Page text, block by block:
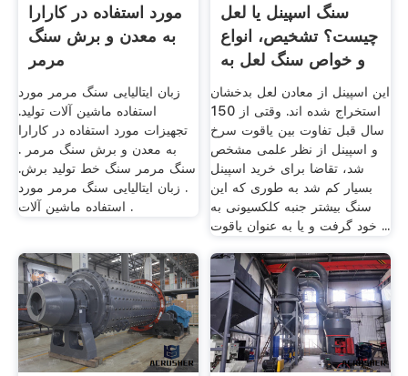
مورد استفاده در کارارا
به معدن و برش سنگ
مرمر
زبان ایتالیایی سنگ مرمر مورد
استفاده ماشین آلات تولید.
تجهیزات مورد استفاده در کارارا
به معدن و برش سنگ مرمر .
سنگ مرمر سنگ خط تولید برش.
. زبان ایتالیایی سنگ مرمر مورد
استفاده ماشین آلات .
سنگ اسپینل یا لعل
چیست؟ تشخیص، انواع
و خواص سنگ لعل به
...
این اسپینل از معادن لعل بدخشان
استخراج شده اند. وقتی از 150
سال قبل تفاوت بین یاقوت سرخ
و اسپینل از نظر علمی مشخص
شد، تقاضا برای خرید اسپینل
بسیار کم شد به طوری که این
سنگ بیشتر جنبه کلکسیونی به
خود گرفت و یا به عنوان یاقوت ...